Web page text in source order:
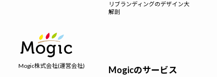
リブランディングのデザイン大
解剖
Mogic株式会社(運営会社) Mogicのサービス